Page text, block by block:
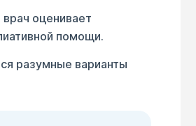
оценивает
помощи.
разумные варианты